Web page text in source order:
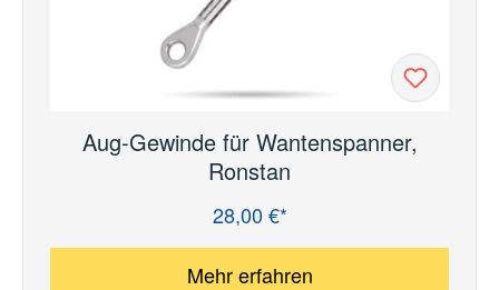
Aug-Gewinde für Wantenspanner,
Ronstan
28,00 €*
Mehr erfahren